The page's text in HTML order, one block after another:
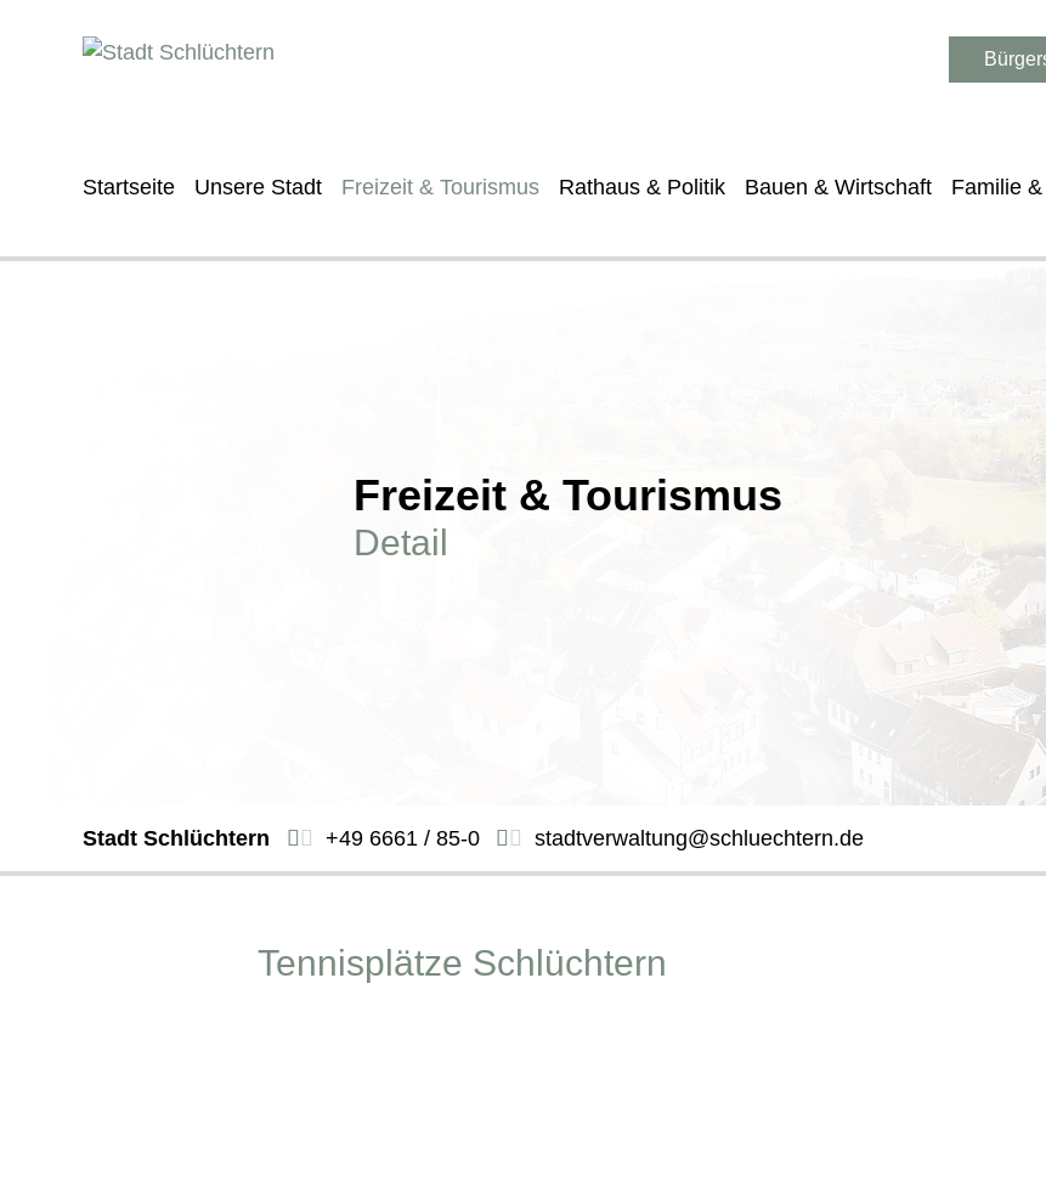
Startseite Unsere Stadt Freizeit & Tourismus Rathaus & Politik Bauen & Wirtschaft Familie
Freizeit & Tourismus
Detail
Stadt Schlüchtern +49 6661 / 85-0 stadtverwaltung@schluechtern.de
Tennisplätze Schlüchtern